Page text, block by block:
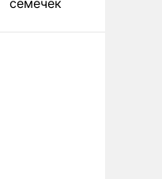
семечек